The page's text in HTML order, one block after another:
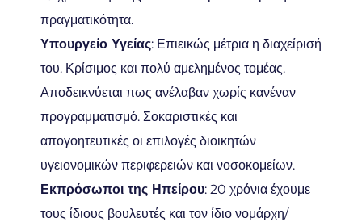
πραγματικότητα.
Υπουργείο Υγείας: Επιεικώς μέτρια η διαχείρισή
του. Κρίσιμος και πολύ αμελημένος τομέας.
Αποδεικνύεται πως ανέλαβαν χωρίς κανέναν
προγραμματισμό. Σοκαριστικές και
απογοητευτικές οι επιλογές διοικητών
υγειονομικών περιφερειών και νοσοκομείων.
Εκπρόσωποι της Ηπείρου: 20 χρόνια έχουμε
τους ίδιους βουλευτές και τον ίδιο νομάρχη/